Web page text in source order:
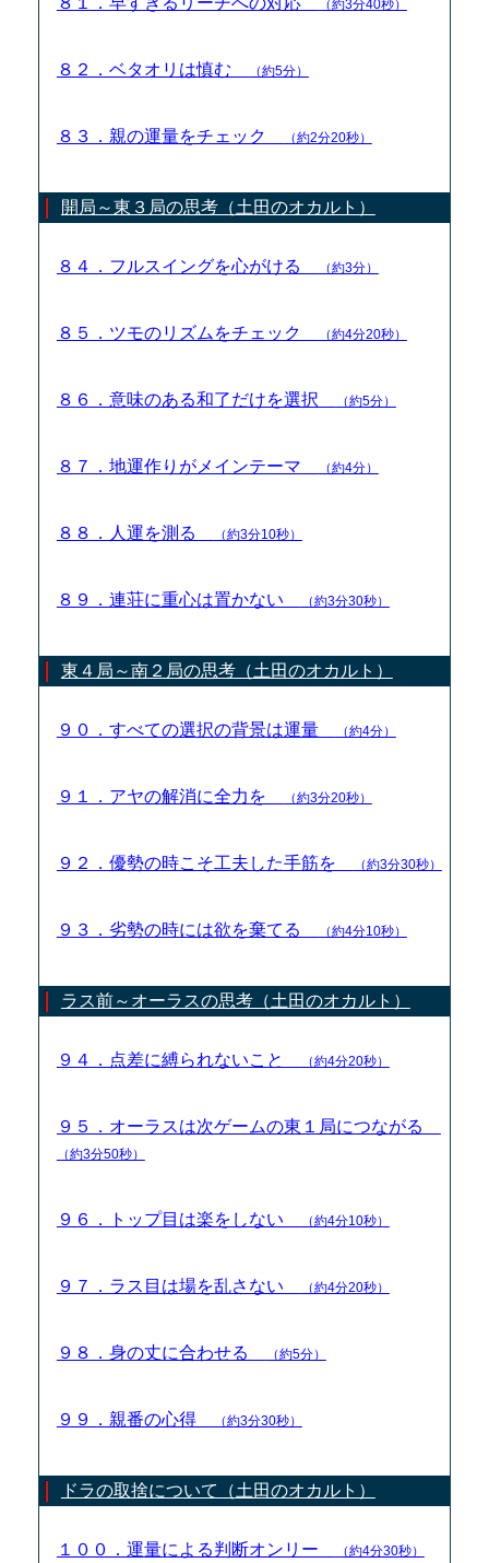
（約3分40秒）
８２．ベタオリは慎む （約5分）
８３．親の運量をチェック （約2分20秒）
開局～東３局の思考（土田のオカルト）
８４．フルスイングを心がける （約3分）
８５．ツモのリズムをチェック （約4分20秒）
８６．意味のある和了だけを選択 （約5分）
８７．地運作りがメインテーマ （約4分）
８８．人運を測る （約3分10秒）
８９．連荘に重心は置かない （約3分30秒）
東４局～南２局の思考（土田のオカルト）
９０．すべての選択の背景は運量 （約4分）
９１．アヤの解消に全力を （約3分20秒）
９２．優勢の時こそ工夫した手筋を （約3分30秒）
９３．劣勢の時には欲を棄てる （約4分10秒）
ラス前～オーラスの思考（土田のオカルト）
９４．点差に縛られないこと （約4分20秒）
９５．オーラスは次ゲームの東１局につながる
（約3分50秒）
９６．トップ目は楽をしない （約4分10秒）
９７．ラス目は場を乱さない （約4分20秒）
９８．身の丈に合わせる （約5分）
９９．親番の心得 （約3分30秒）
ドラの取捨について（土田のオカルト）
１００．運量による判断オンリー （約4分30秒）